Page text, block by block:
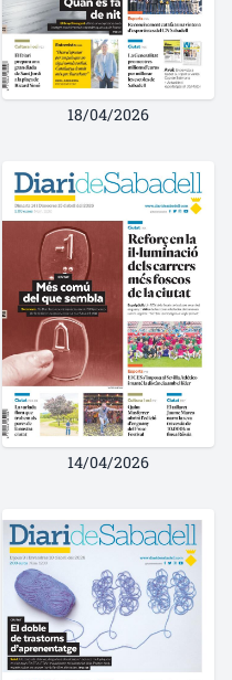
18/04/2026
14/04/2026